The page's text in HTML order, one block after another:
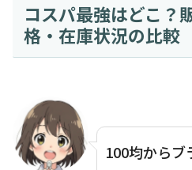
コスパ最強はどこ？
格・在庫状況の比較
100均からブ